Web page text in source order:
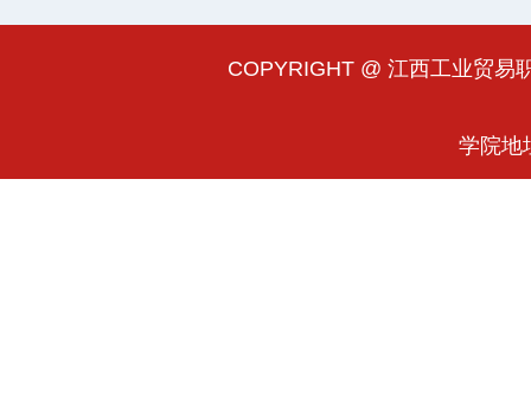
COPYRIGHT @ 江西工业贸易
学院地